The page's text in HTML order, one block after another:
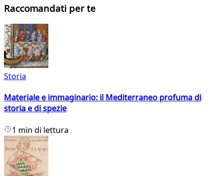
Raccomandati per te
Storia
Materiale e immaginario: il Mediterraneo profuma di
storia e di spezie
1 min di lettura